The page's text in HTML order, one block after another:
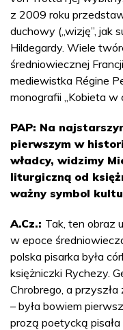
z 2009 roku
duchowy („wizję”, jak
Hildegardy. Wiele
średniowiecznej
mediewistka Régine
monografii „Kobieta w
PAP: Na
pierwszym w
władcy, widzimy
liturgiczną od
ważny symbol
A.Cz.: Tak, ten obraz
w epoce
polska pisarka była
księżniczki Rychezy.
Chrobrego, a
– była bowiem
prozą poetycką